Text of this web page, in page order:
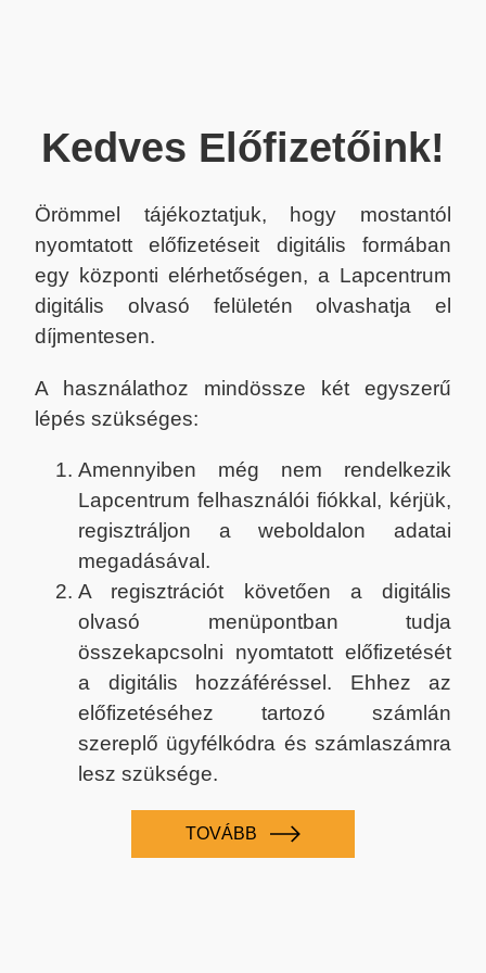
Kedves Előfizetőink!
Örömmel tájékoztatjuk, hogy mostantól
nyomtatott előfizetéseit digitális formában
egy központi elérhetőségen, a Lapcentrum
digitális olvasó felületén olvashatja el
díjmentesen.
A használathoz mindössze két egyszerű
lépés szükséges:
Amennyiben még nem rendelkezik
Lapcentrum felhasználói fiókkal, kérjük,
regisztráljon a weboldalon adatai
megadásával.
A regisztrációt követően a digitális
olvasó menüpontban tudja
összekapcsolni nyomtatott előfizetését
a digitális hozzáféréssel. Ehhez az
előfizetéséhez tartozó számlán
szereplő ügyfélkódra és számlaszámra
lesz szüksége.
TOVÁBB